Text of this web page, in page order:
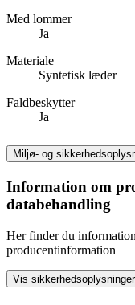
Med lommer
Ja
Materiale
Syntetisk læder
Faldbeskytter
Ja
Miljø- og
Information om
databehandling
Her finder du
producentinformation
Vis sikkerhedsoplysninger